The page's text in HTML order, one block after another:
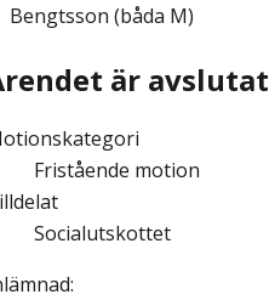
Bengtsson (båda M)
är avslutat
Fristående motion
Socialutskottet
: